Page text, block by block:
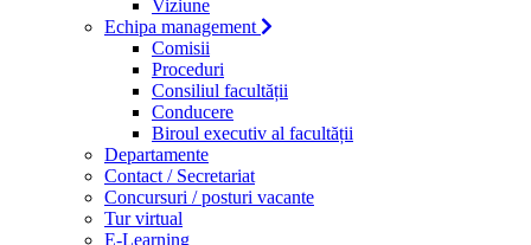
Viziune
Echipa management
Comisii
Proceduri
Consiliul facultății
Conducere
Biroul executiv al facultății
Departamente
Contact / Secretariat
Concursuri / posturi vacante
Tur virtual
E-Learning